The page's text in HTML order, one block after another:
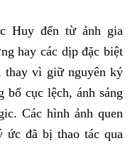
Huy đến từ ảnh gia
hay các dịp đặc biệt
thay vì giữ nguyên ký
bố cục lệch, ánh sáng
Các hình ảnh quen
ức đã bị thao tác qua